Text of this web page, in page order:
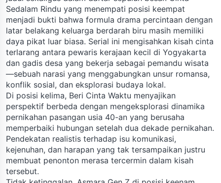
Sedalam Rindu yang menempati posisi keempat
menjadi bukti bahwa formula drama percintaan dengan
latar belakang keluarga berdarah biru masih memiliki
daya pikat luar biasa. Serial ini mengisahkan kisah cinta
terlarang antara pewaris kerajaan kecil di Yogyakarta
dan gadis desa yang bekerja sebagai pemandu wisata
—sebuah narasi yang menggabungkan unsur romansa,
konflik sosial, dan eksplorasi budaya lokal.
Di posisi kelima, Beri Cinta Waktu menyajikan
perspektif berbeda dengan mengeksplorasi dinamika
pernikahan pasangan usia 40-an yang berusaha
memperbaiki hubungan setelah dua dekade pernikahan.
Pendekatan realistis terhadap isu komunikasi,
kejenuhan, dan harapan yang tak tersampaikan justru
membuat penonton merasa tercermin dalam kisah
tersebut.